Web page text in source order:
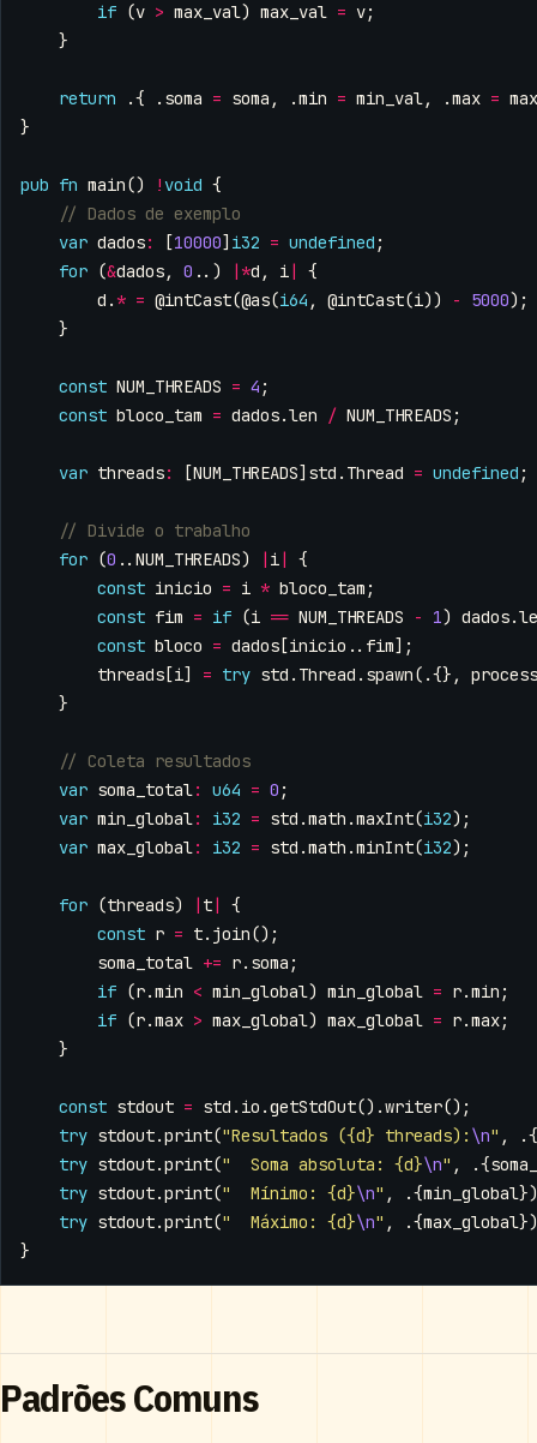
if (v > max_val) max_val = v;
}
return .{ . soma = soma , .min = min_val, .max =
}
pub fn main() ! void {
var dados: [10000] i32 = undefined ;
for (&dados, 0 ..) |*d , i|
{
d . * = @intCast(@as(i64 , @intCast(i)) - 5000);
}
const NUM_THREADS = 4 ;
const bloco_tam = dados.len / NUM_THREADS ;
var threads: [NUM_THREADS] std . Thread = undefined ;
for (0 .. NUM_THREADS) | i|
{
const inicio = i * bloco_tam ;
const fim = if (i == NUM_THREADS - 1) dados.
const bloco = dados [inicio .. fim];
threads [i] = try std . Thread . spawn(.{},
}
var soma_total: u64 = 0 ;
var min_global: i32 = std .math .maxInt(i32);
var max_global: i32 = std .math .minInt(i32);
for (threads) | t|
{
const r = t. join();
soma_total += r. soma ;
if (r.min < min_global) min_global = r.min ;
if (r.max > max_global) max_global = r.max;
}
const stdout = std . io .getStdOut().writer();
try stdout.print("Resultados ({d} threads): \n" ,
.{
try stdout.print("  Soma absoluta: {d}\n" , .{
try stdout.print("  Mínimo: {d}\n" , .{min_global
try stdout.print("  Máximo: {d}\n" , .{max_global
}
Padrões Comuns